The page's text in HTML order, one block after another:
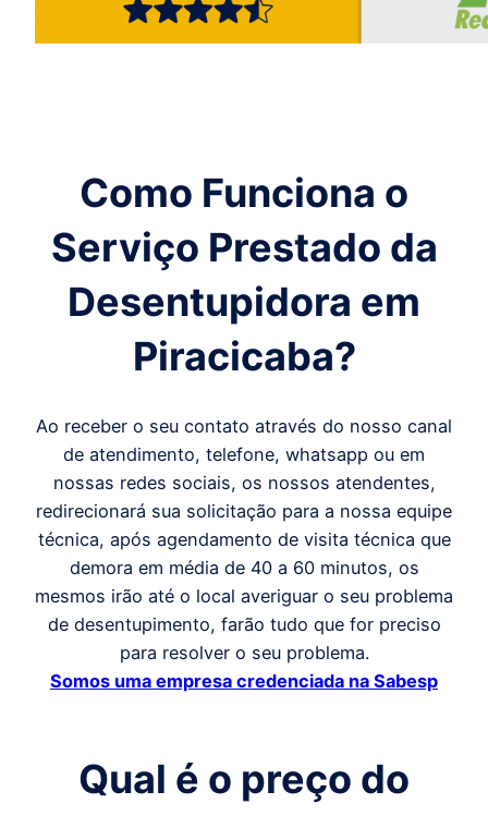
Como Funciona o
Serviço Prestado da
Desentupidora em
Piracicaba?
Ao receber o seu contato através do nosso canal
de atendimento, telefone, whatsapp ou em
nossas redes sociais, os nossos atendentes,
redirecionará sua solicitação para a nossa equipe
técnica, após agendamento de visita técnica que
demora em média de 40 a 60 minutos, os
mesmos irão até o local averiguar o seu problema
de desentupimento, farão tudo que for preciso
para resolver o seu problema.
Somos uma empresa credenciada na Sabesp
Qual é o preço do